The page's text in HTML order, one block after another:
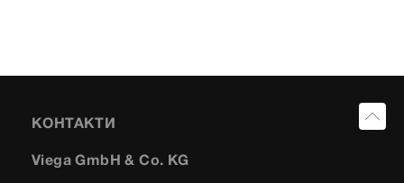
КОНТАКТИ
Viega GmbH & Co. KG